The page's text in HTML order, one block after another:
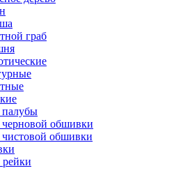
граб
палубы
черновой обшивки
обшивки